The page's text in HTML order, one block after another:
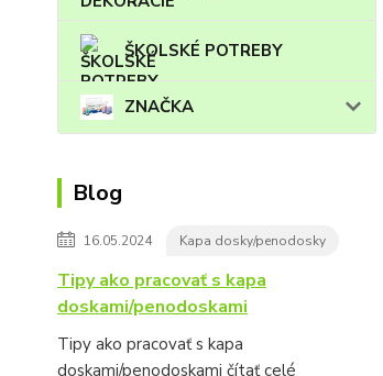
ŠKOLSKÉ POTREBY
ZNAČKA
Blog
16.05.2024 Kapa dosky/penodosky
Tipy ako pracovať s kapa
doskami/penodoskami
Tipy ako pracovať s kapa
doskami/penodoskami čítať celé